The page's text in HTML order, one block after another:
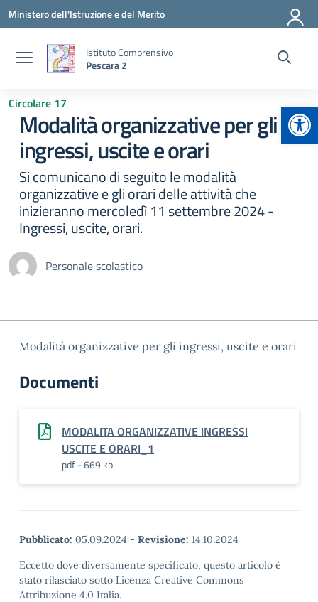
Vai ai contenuti
Vai al menu di navigazione
Vai al footer
Ministero dell'Istruzione e del Merito
Istituto Comprensivo
Pescara 2
Circolare 17
Modalità organizzative per gli
ingressi, uscite e orari
Si comunicano di seguito le modalità
organizzative e gli orari delle attività che
inizieranno mercoledì 11 settembre 2024 -
Ingressi, uscite, orari.
Personale scolastico
Modalità organizzative per gli ingressi, uscite e orari
Documenti
MODALITA ORGANIZZATIVE INGRESSI
USCITE E ORARI_1
pdf - 669 kb
Pubblicato: 05.09.2024 - Revisione: 14.10.2024
Eccetto dove diversamente specificato, questo articolo è
stato rilasciato sotto Licenza Creative Commons
Attribuzione 4.0 Italia.